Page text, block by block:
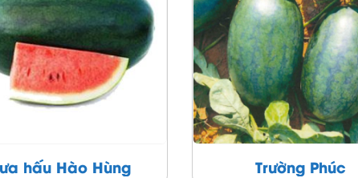
Trường Phúc Dưa hấu Nhật Huy